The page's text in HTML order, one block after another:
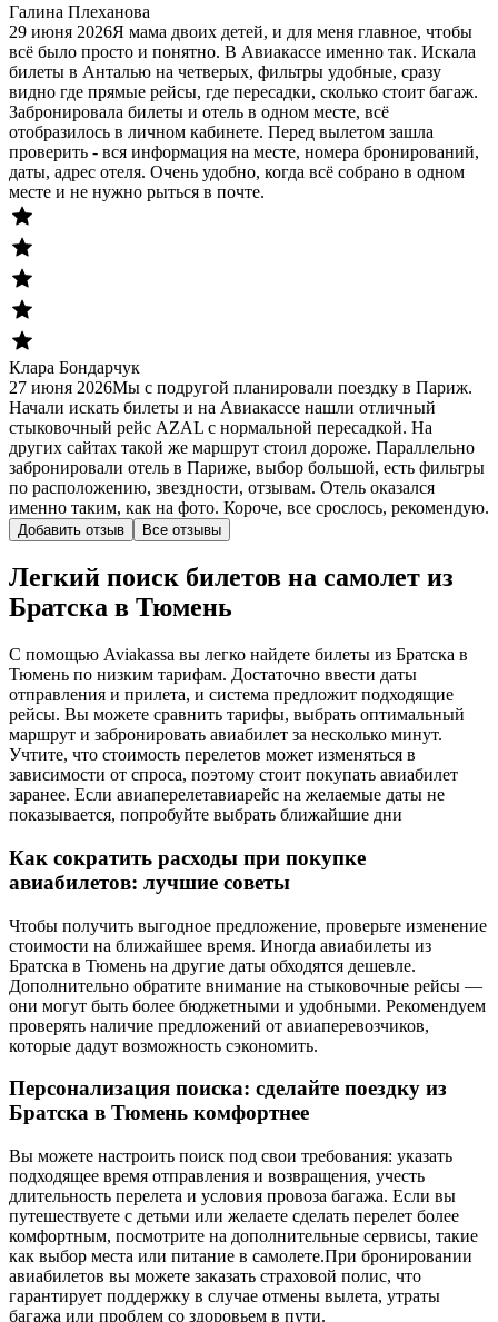
Галина Плеханова
29 июня 2026Я мама двоих детей, и для меня главное, чтобы
всё было просто и понятно. В Авиакассе именно так. Искала
билеты в Анталью на четверых, фильтры удобные, сразу
видно где прямые рейсы, где пересадки, сколько стоит багаж.
Забронировала билеты и отель в одном месте, всё
отобразилось в личном кабинете. Перед вылетом зашла
проверить - вся информация на месте, номера бронирований,
даты, адрес отеля. Очень удобно, когда всё собрано в одном
месте и не нужно рыться в почте.
Клара Бондарчук
27 июня 2026Мы с подругой планировали поездку в Париж.
Начали искать билеты и на Авиакассе нашли отличный
стыковочный рейс AZAL с нормальной пересадкой. На
других сайтах такой же маршрут стоил дороже. Параллельно
забронировали отель в Париже, выбор большой, есть фильтры
по расположению, звездности, отзывам. Отель оказался
именно таким, как на фото. Короче, все срослось, рекомендую.
Добавить отзыв Все отзывы
Легкий поиск билетов на самолет из
Братска в Тюмень
С помощью Aviakassa вы легко найдете билеты из Братска в
Тюмень по низким тарифам. Достаточно ввести даты
отправления и прилета, и система предложит подходящие
рейсы. Вы можете сравнить тарифы, выбрать оптимальный
маршрут и забронировать авиабилет за несколько минут.
Учтите, что стоимость перелетов может изменяться в
зависимости от спроса, поэтому стоит покупать авиабилет
заранее. Если авиаперелетавиарейс на желаемые даты не
показывается, попробуйте выбрать ближайшие дни
Как сократить расходы при покупке
авиабилетов: лучшие советы
Чтобы получить выгодное предложение, проверьте изменение
стоимости на ближайшее время. Иногда авиабилеты из
Братска в Тюмень на другие даты обходятся дешевле.
Дополнительно обратите внимание на стыковочные рейсы —
они могут быть более бюджетными и удобными. Рекомендуем
проверять наличие предложений от авиаперевозчиков,
которые дадут возможность сэкономить.
Персонализация поиска: сделайте поездку из
Братска в Тюмень комфортнее
Вы можете настроить поиск под свои требования: указать
подходящее время отправления и возвращения, учесть
длительность перелета и условия провоза багажа. Если вы
путешествуете с детьми или желаете сделать перелет более
комфортным, посмотрите на дополнительные сервисы, такие
как выбор места или питание в самолете.При бронировании
авиабилетов вы можете заказать страховой полис, что
гарантирует поддержку в случае отмены вылета, утраты
багажа или проблем со здоровьем в пути.